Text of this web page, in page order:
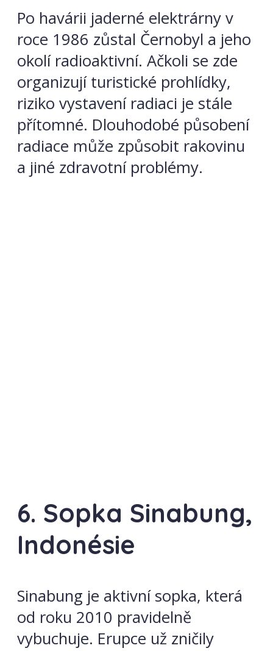
Po havárii jaderné elektrárny v
roce 1986 zůstal Černobyl a jeho
okolí radioaktivní. Ačkoli se zde
organizují turistické prohlídky,
riziko vystavení radiaci je stále
přítomné. Dlouhodobé působení
radiace může způsobit rakovinu
a jiné zdravotní problémy.
6. Sopka Sinabung,
Indonésie
Sinabung je aktivní sopka, která
od roku 2010 pravidelně
vybuchuje. Erupce už zničily